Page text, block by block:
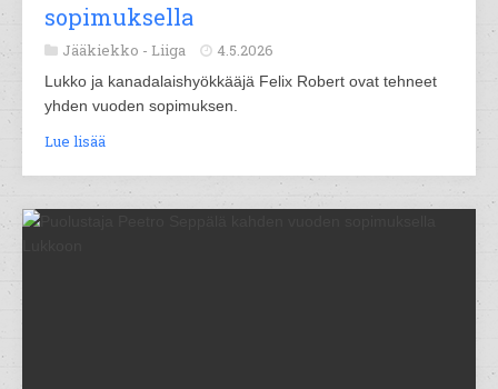
sopimuksella
Jääkiekko - Liiga 4.5.2026
Lukko ja kanadalaishyökkääjä Felix Robert ovat tehneet
yhden vuoden sopimuksen.
Lue lisää